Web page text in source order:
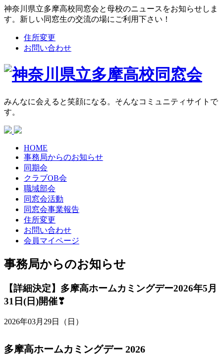
神奈川県立多摩高校同窓会と母校のニュースをお知らせしま
す。新しい同窓生の交流の場にご利用下さい！
住所変更
お問い合わせ
みんなに会えると笑顔になる。そんなコミュニティサイトで
す。
HOME
事務局からのお知らせ
同期会
クラブOB会
職域部会
同窓会活動
同窓会事業報告
住所変更
お問い合わせ
会員マイページ
事務局からのお知らせ
【詳細決定】多摩高ホームカミングデー2026年5月
31日(日)開催❣
2026年03月29日（日）
多摩高ホームカミングデー 2026